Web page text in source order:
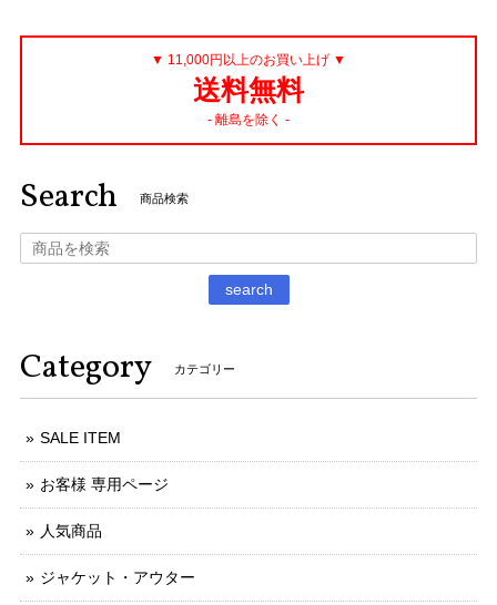
▼ 11,000円以上のお買い上げ ▼
送料無料
- 離島を除く -
Search 商品検索
search
Category カテゴリー
SALE ITEM
お客様 専用ページ
人気商品
ジャケット・アウター